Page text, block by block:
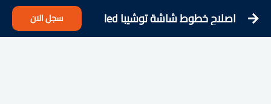
اصلاح خطوط شاشة توشيبا led سجل الان